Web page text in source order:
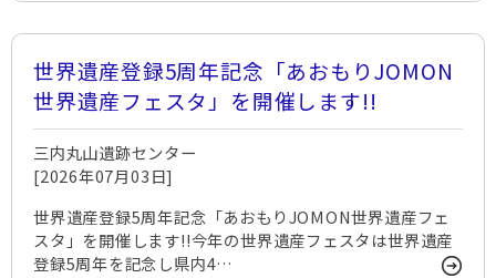
世界遺産登録5周年記念「あおもりJOMON
世界遺産フェスタ」を開催します!!
三内丸山遺跡センター
[2026年07月03日]
世界遺産登録5周年記念「あおもりJOMON世界遺産フェ
スタ」を開催します!!今年の世界遺産フェスタは世界遺産
登録5周年を記念し県内4…